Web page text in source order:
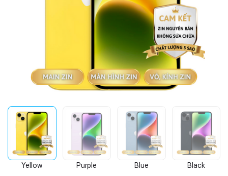
Yellow Purple Blue Black